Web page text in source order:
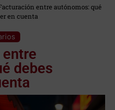
entre autónomos: qué
en cuenta
debes